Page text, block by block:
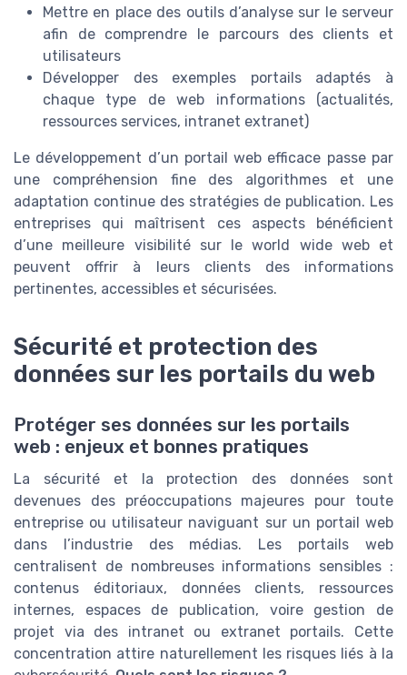
Mettre en place des outils d’analyse sur le serveur
afin de comprendre le parcours des clients et
utilisateurs
Développer des exemples portails adaptés à
chaque type de web informations (actualités,
ressources services, intranet extranet)
Le développement d’un portail web efficace passe par
une compréhension fine des algorithmes et une
adaptation continue des stratégies de publication. Les
entreprises qui maîtrisent ces aspects bénéficient
d’une meilleure visibilité sur le world wide web et
peuvent offrir à leurs clients des informations
pertinentes, accessibles et sécurisées.
Sécurité et protection des
données sur les portails du web
Protéger ses données sur les portails
web : enjeux et bonnes pratiques
La sécurité et la protection des données sont
devenues des préoccupations majeures pour toute
entreprise ou utilisateur naviguant sur un portail web
dans l’industrie des médias. Les portails web
centralisent de nombreuses informations sensibles :
contenus éditoriaux, données clients, ressources
internes, espaces de publication, voire gestion de
projet via des intranet ou extranet portails. Cette
concentration attire naturellement les risques liés à la